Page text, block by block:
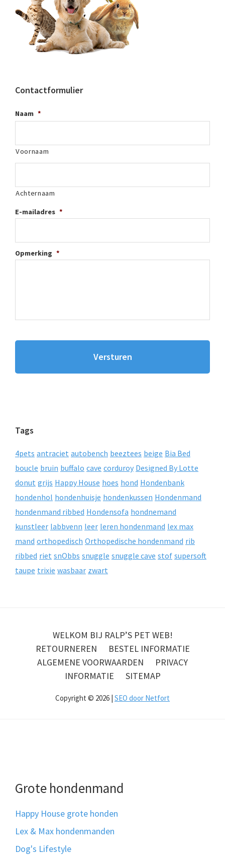
Contactformulier
Naam *
Voornaam
Achternaam
E-mailadres *
Opmerking *
Tags
4pets antraciet autobench beeztees beige Bia Bed
boucle bruin buffalo cave corduroy Designed By Lotte
donut grijs Happy House hoes hond Hondenbank
hondenhol hondenhuisje hondenkussen Hondenmand
hondenmand ribbed Hondensofa hondnemand
kunstleer labbvenn leer leren hondenmand lex max
mand orthopedisch Orthopedische hondenmand rib
ribbed riet snObbs snuggle snuggle cave stof supersoft
taupe trixie wasbaar zwart
WELKOM BIJ RALP’S PET WEB!
RETOURNEREN
BESTEL INFORMATIE
ALGEMENE VOORWAARDEN
PRIVACY
INFORMATIE
SITEMAP
Copyright © 2026 | SEO door Netfort
Grote hondenmand
Happy House grote honden
Lex & Max hondenmanden
Dog's Lifestyle